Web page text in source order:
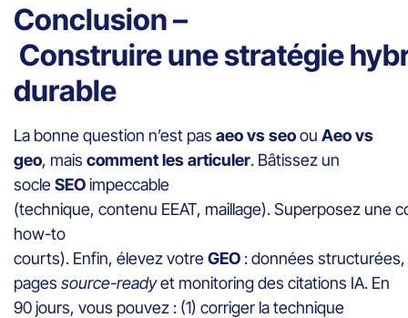
Conclusion –
Construire une stratégie
durable
La bonne question n’est pas aeo vs seoou Aeo vs
geo, mais comment les articuler. Bâtissez un
socleSEOimpeccable
(technique, contenu EEAT, maillage). Superposez une
how-to
courts). Enfin, élevez votreGEO : données structurées,
pages source-readyet monitoring des citations IA. En
90 jours, vous pouvez : (1) corriger la technique